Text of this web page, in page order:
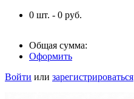
0 шт. - 0 руб.
Общая сумма:
Оформить
Войти или зарегистрироваться